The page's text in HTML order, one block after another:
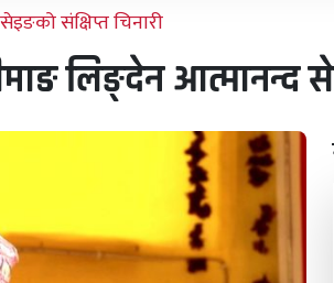
संक्षिप्त चिनारी
लिङ्देन आत्मानन्द